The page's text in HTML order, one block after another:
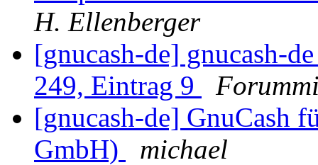
H. Ellenberger
[gnucash-de] gnucash-
249, Eintrag 9
[gnucash-de] GnuCash
GmbH)
michael